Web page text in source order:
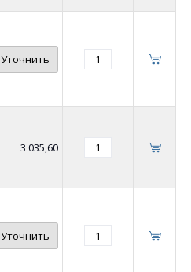
Уточнить
3 035,60
Уточнить